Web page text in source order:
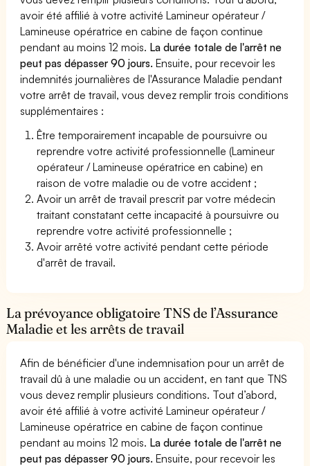
avoir été affilié à votre activité Lamineur opérateur /
Lamineuse opératrice en cabine de façon continue
pendant au moins 12 mois. La durée totale de l'arrêt ne
peut pas dépasser 90 jours. Ensuite, pour recevoir les
indemnités journalières de l'Assurance Maladie pendant
votre arrêt de travail, vous devez remplir trois conditions
supplémentaires :
Être temporairement incapable de poursuivre ou
reprendre votre activité professionnelle (Lamineur
opérateur / Lamineuse opératrice en cabine) en
raison de votre maladie ou de votre accident ;
Avoir un arrêt de travail prescrit par votre médecin
traitant constatant cette incapacité à poursuivre ou
reprendre votre activité professionnelle ;
Avoir arrêté votre activité pendant cette période
d'arrêt de travail.
La prévoyance obligatoire TNS de l’Assurance
Maladie et les arrêts de travail
Afin de bénéficier d'une indemnisation pour un arrêt de
travail dû à une maladie ou un accident, en tant que TNS
vous devez remplir plusieurs conditions. Tout d’abord,
avoir été affilié à votre activité Lamineur opérateur /
Lamineuse opératrice en cabine de façon continue
pendant au moins 12 mois. La durée totale de l'arrêt ne
peut pas dépasser 90 jours. Ensuite, pour recevoir les